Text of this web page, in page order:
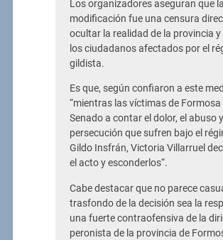
Los organizadores aseguran que la
modificación fue una censura
ocultar la realidad de la provincia y
los ciudadanos afectados por el
gildista.
Es que, según confiaron a este
“mientras las víctimas de Formosa
Senado a contar el dolor, el abuso
persecución que sufren bajo el
Gildo Insfrán, Victoria Villarruel
el acto y esconderlos“.
Cabe destacar que no parece
trasfondo de la decisión sea la
una fuerte contraofensiva de la
peronista de la provincia de